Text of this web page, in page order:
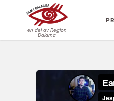
en del av Region
Dalarna